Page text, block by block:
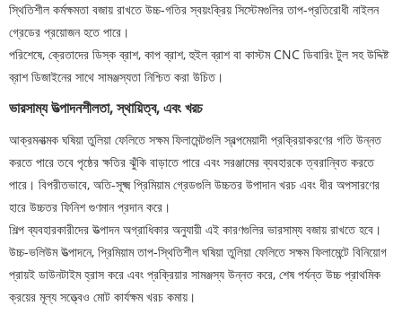
স্থিতিশীল কর্মক্ষমতা বজায় রাখতে উচ্চ-গতির স্বয়ংক্রিয় সিস্টেমগুলির তাপ-প্রতিরোধী নাইলন
গ্রেডের প্রয়োজন হতে পারে।
পরিশেষে, ক্রেতাদের ডিস্ক ব্রাশ, কাপ ব্রাশ, হুইল ব্রাশ বা কাস্টম CNC ডিবারিং টুল সহ উদ্দিষ্ট
ব্রাশ ডিজাইনের সাথে সামঞ্জস্যতা নিশ্চিত করা উচিত।
ভারসাম্য উত্পাদনশীলতা, স্থায়িত্ব, এবং খরচ
আক্রমনাত্মক ঘষিয়া তুলিয়া ফেলিতে সক্ষম ফিলামেন্টগুলি স্বল্পমেয়াদী প্রক্রিয়াকরণের গতি উন্নত
করতে পারে তবে পৃষ্ঠের ক্ষতির ঝুঁকি বাড়াতে পারে এবং সরঞ্জামের ব্যবহারকে ত্বরান্বিত করতে
পারে। বিপরীতভাবে, অতি-সূক্ষ্ম প্রিমিয়াম গ্রেডগুলি উচ্চতর উপাদান খরচ এবং ধীর অপসারণের
হারে উচ্চতর ফিনিশ গুণমান প্রদান করে।
শিল্প ব্যবহারকারীদের উত্পাদন অগ্রাধিকার অনুযায়ী এই কারণগুলির ভারসাম্য বজায় রাখতে হবে।
উচ্চ-ভলিউম উত্পাদনে, প্রিমিয়াম তাপ-স্থিতিশীল ঘষিয়া তুলিয়া ফেলিতে সক্ষম ফিলামেন্টে বিনিয়োগ
প্রায়ই ডাউনটাইম হ্রাস করে এবং প্রক্রিয়ার সামঞ্জস্য উন্নত করে, শেষ পর্যন্ত উচ্চ প্রাথমিক
ক্রয়ের মূল্য সত্ত্বেও মোট কার্যক্ষম খরচ কমায়।